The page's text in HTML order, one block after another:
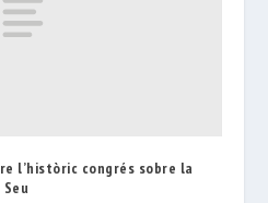
l’històric congrés sobre la